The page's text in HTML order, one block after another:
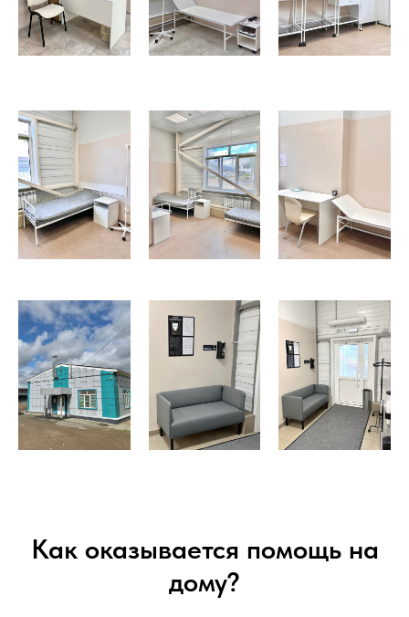
Как оказывается помощь на
дому?